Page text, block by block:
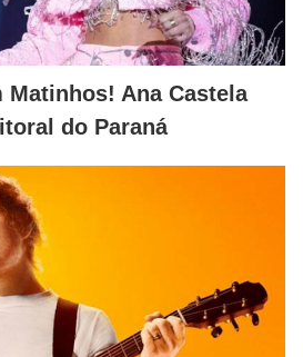
Matinhos! Ana Castela
do Paraná